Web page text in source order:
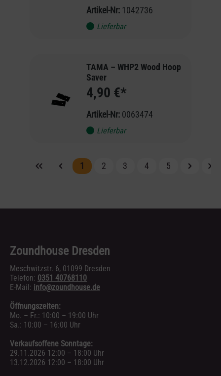
Artikel-Nr: 1042736
Lieferbar
TAMA – WHP2 Wood Hoop
Saver
4,90 €*
Artikel-Nr: 0063474
Lieferbar
1 2 3 4 5
Zoundhouse Dresden
Meschwitzstr. 6, 01099 Dresden
Telefon: 0351 40768110
E-Mail: info@zoundhouse.de
Öffnungszeiten:
Mo. – Fr.: 10:00 – 19:00 Uhr
Sa.: 10:00 – 16:00 Uhr
Verkaufsoffene Sonntage:
29.11.2026 12:00 – 18:00 Uhr
13.12.2026 12:00 – 18:00 Uhr